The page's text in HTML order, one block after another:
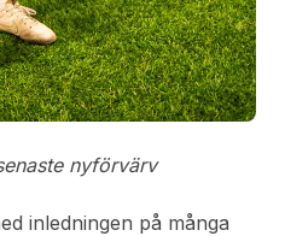
nyförvärv
inledningen på många